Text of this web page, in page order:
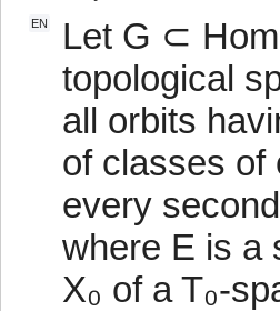
EN
Let G ⊂
topological
all orbits
of classes of
every
where E is a
X₀ of a T₀-